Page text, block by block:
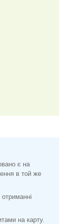
є на
в той же
карту.